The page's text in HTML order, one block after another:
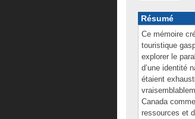
Résumé
Ce mémoire
touristique
explorer le
d’une identité
étaient
Canada
ressources et